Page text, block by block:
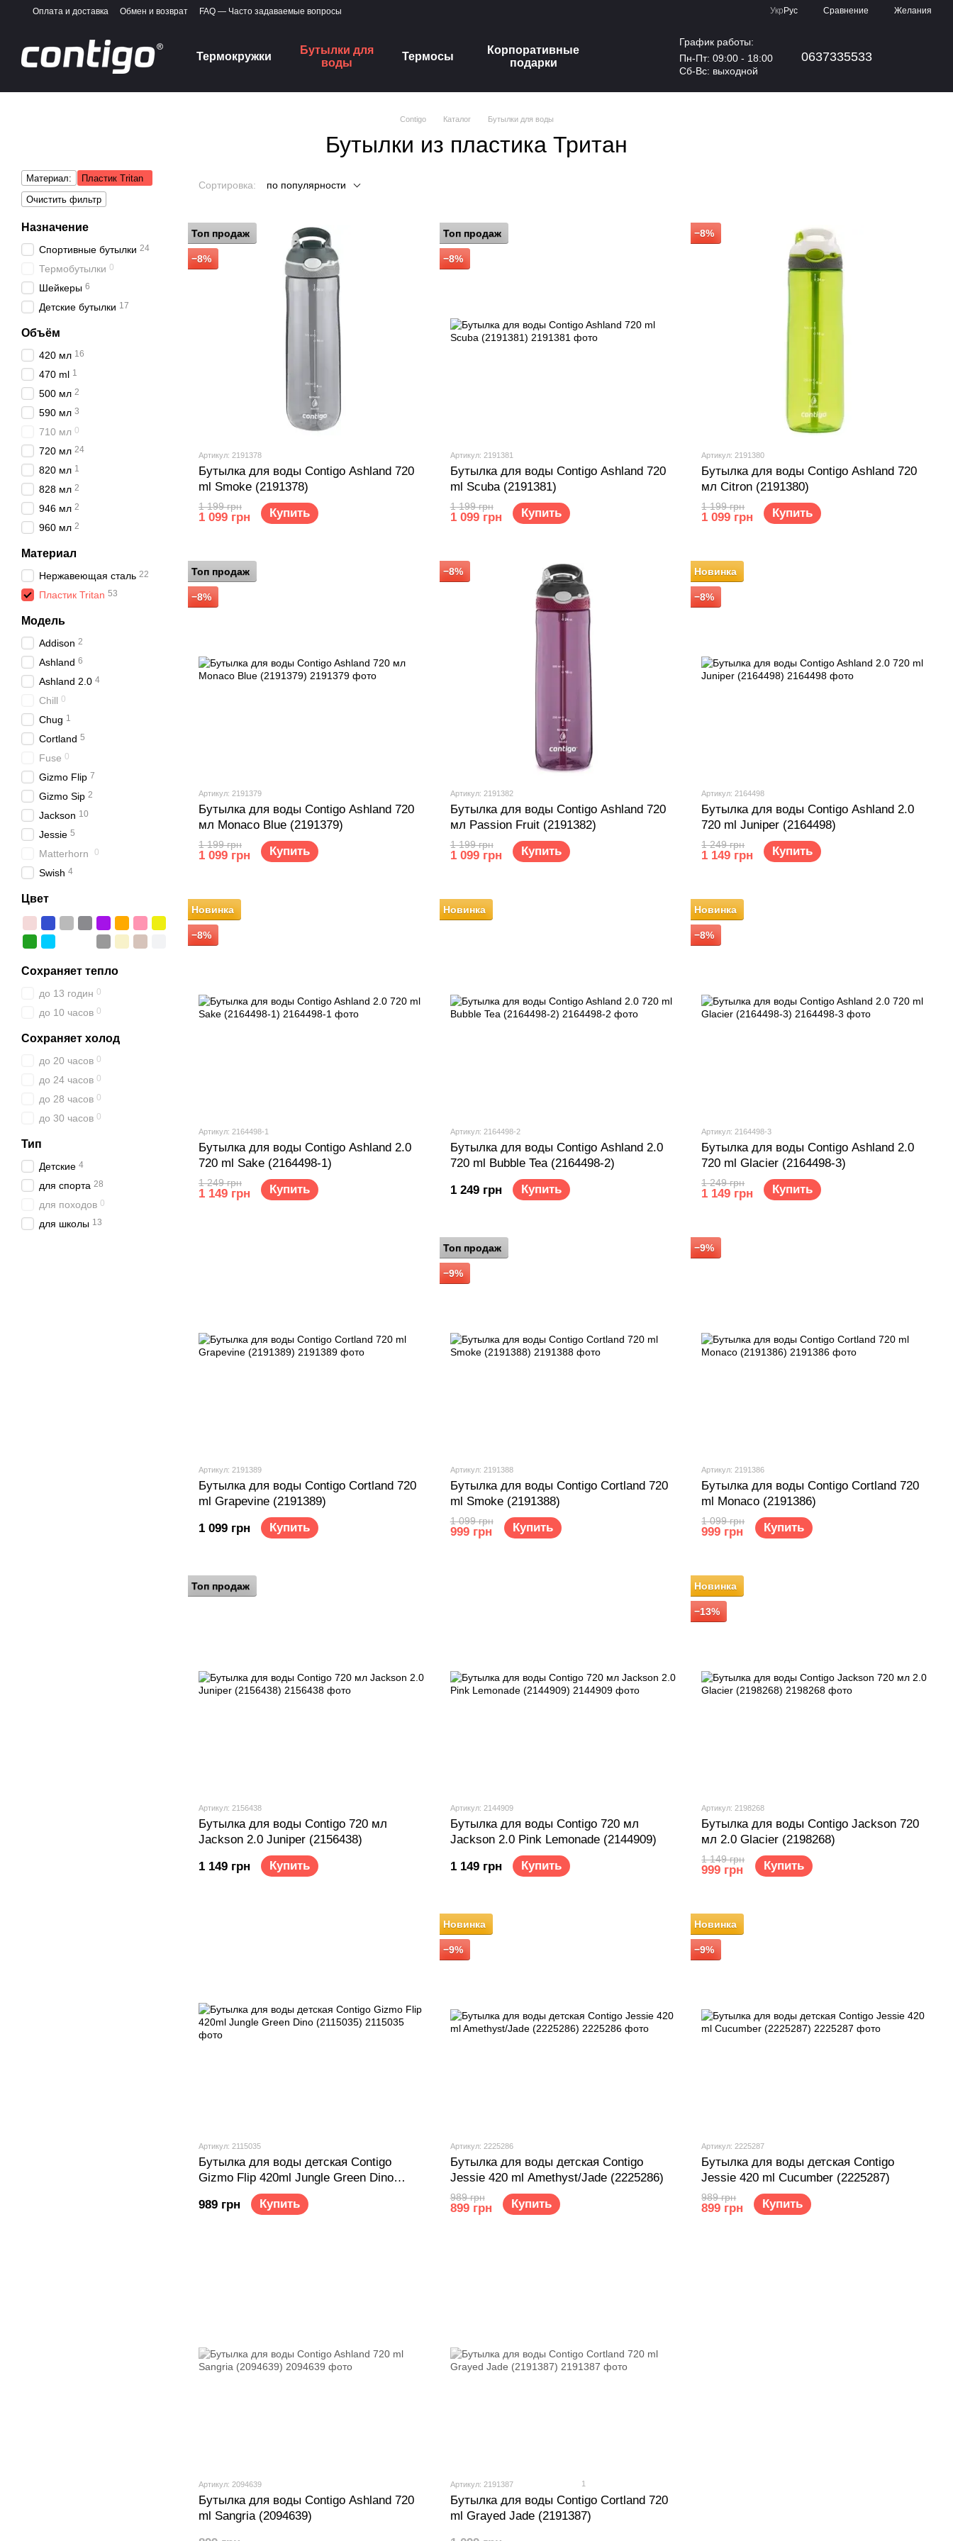
Перейти к основному контенту
Оплата и доставка Обмен и возврат FAQ — Часто задаваемые вопросы Укр Рус Сравнение Желания
Термокружки
Бутылки для
воды
Термосы
Корпоративные
подарки
График работы:
Пн-Пт: 09:00 - 18:00
Cб-Вс: выходной
0637335533
Contigo Каталог Бутылки для воды
Бутылки из пластика Тритан
Сортировка: по популярности
Топ продаж
−8%
Артикул: 2191378
Бутылка для воды Contigo Ashland 720
ml Smoke (2191378)
1 199 грн
1 099 грн Купить
Топ продаж
−8%
Артикул: 2191381
Бутылка для воды Contigo Ashland 720
ml Scuba (2191381)
1 199 грн
1 099 грн Купить
−8%
Артикул: 2191380
Бутылка для воды Contigo Ashland 720
мл Citron (2191380)
1 199 грн
1 099 грн Купить
Топ продаж
−8%
Артикул: 2191379
Бутылка для воды Contigo Ashland 720
мл Monaco Blue (2191379)
1 199 грн
1 099 грн Купить
−8%
Артикул: 2191382
Бутылка для воды Contigo Ashland 720
мл Passion Fruit (2191382)
1 199 грн
1 099 грн Купить
Новинка
−8%
Артикул: 2164498
Бутылка для воды Contigo Ashland 2.0
720 ml Juniper (2164498)
1 249 грн
1 149 грн Купить
Новинка
−8%
Артикул: 2164498-1
Бутылка для воды Contigo Ashland 2.0
720 ml Sake (2164498-1)
1 249 грн
1 149 грн Купить
Новинка
Артикул: 2164498-2
Бутылка для воды Contigo Ashland 2.0
720 ml Bubble Tea (2164498-2)
1 249 грн
Купить
Новинка
−8%
Артикул: 2164498-3
Бутылка для воды Contigo Ashland 2.0
720 ml Glacier (2164498-3)
1 249 грн
1 149 грн Купить
Артикул: 2191389
Бутылка для воды Contigo Cortland 720
ml Grapevine (2191389)
1 099 грн
Купить
Топ продаж
−9%
Артикул: 2191388
Бутылка для воды Contigo Cortland 720
ml Smoke (2191388)
1 099 грн
999 грн Купить
−9%
Артикул: 2191386
Бутылка для воды Contigo Cortland 720
ml Monaco (2191386)
1 099 грн
999 грн Купить
Топ продаж
Артикул: 2156438
Бутылка для воды Contigo 720 мл
Jackson 2.0 Juniper (2156438)
1 149 грн
Купить
Артикул: ‎2144909
Бутылка для воды Contigo 720 мл
Jackson 2.0 Pink Lemonade (‎2144909)
1 149 грн
Купить
Новинка
−13%
Артикул: 2198268
Бутылка для воды Contigo Jackson 720
мл 2.0 Glacier (2198268)
1 149 грн
999 грн Купить
Артикул: 2115035
Бутылка для воды детская Contigo
Gizmo Flip 420ml Jungle Green Dino
989 грн
Купить
Новинка
−9%
Артикул: 2225286
Бутылка для воды детская Contigo
Jessie 420 ml Amethyst/Jade (2225286)
989 грн
899 грн Купить
Новинка
−9%
Артикул: 2225287
Бутылка для воды детская Contigo
Jessie 420 ml Cucumber (‎2225287)
989 грн
899 грн Купить
Артикул: 2094639
Бутылка для воды Contigo Ashland 720
ml Sangria (2094639)
Артикул: 2191387 1
Бутылка для воды Contigo Cortland 720
ml Grayed Jade (2191387)
Материал:
Пластик Tritan
Очистить фильтр
Назначение
Спортивные бутылки 24
Термобутылки 0
Шейкеры 6
Детские бутылки 17
Объём
420 мл 16
470 ml 1
500 мл 2
590 мл 3
710 мл 0
720 мл 24
820 мл 1
828 мл 2
946 мл 2
960 мл 2
Материал
Нержавеющая сталь 22
Пластик Tritan 53
Модель
Addison 2
Ashland 6
Ashland 2.0 4
Chill 0
Chug 1
Cortland 5
Fuse 0
Gizmo Flip 7
Gizmo Sip 2
Jackson 10
Jessie 5
Matterhorn 0
Swish 4
Цвет
Сохраняет тепло
до 13 годин 0
до 10 часов 0
Сохраняет холод
до 20 часов 0
до 24 часов 0
до 28 часов 0
до 30 часов 0
Тип
Детские 4
для спорта 28
для походов 0
для школы 13